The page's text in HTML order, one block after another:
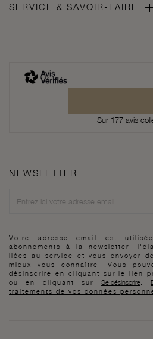
SERVICE & SAVOIR-FAIRE 
Sur 177 avis
NEWSLETTER
Votre adresse email est
abonnements à la newsletter,
liées au service et vous envoyer
mieux vous connaître. Vous
désinscrire en cliquant sur le lien
ou en cliquant sur Se désinscrire.
traitements de vos données